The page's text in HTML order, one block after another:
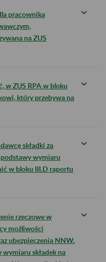
pracownika
na ZUS
w ZUS RPA w bloku
który przebywa na
składki za
wymiaru
w bloku III.D raportu
rzeczowe w
możliwości
ubezpieczenia NNW.
składek na